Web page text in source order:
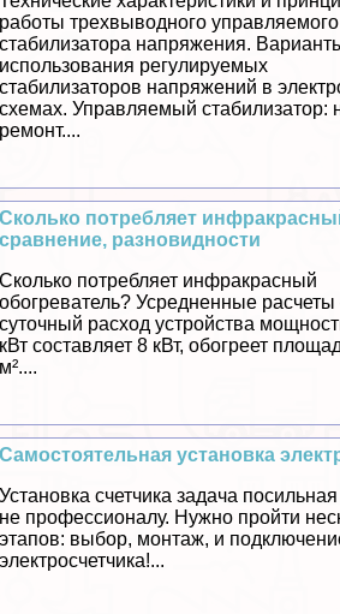
работы трехвыводного управляемого
стабилизатора напряжения.
использования регулируемых
стабилизаторов напряжений в
схемах. Управляемый стабилизатор:
ремонт....
Сколько потрeбляет
сравнение, разновидности
Сколько потрeбляет инфpaкрасный
обогреватель? Усредненные расчеты
суточный расход устройства
кВт составляет 8 кВт, обогреет
м²....
Самостоятельная установка
Установка счетчика задача
не профессионалу. Нужно пройти
этапов: выбор, монтаж, и
электросчетчика!...